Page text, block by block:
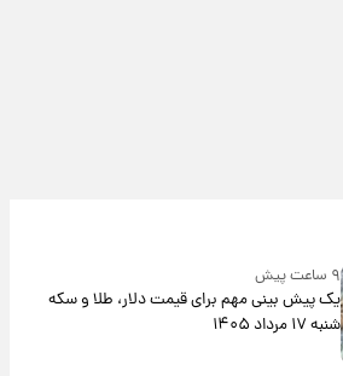
۹ ساعت پیش
یک پیش ‌بینی مهم برای قیمت دلار، طلا و سکه
شنبه ۱۷ مرداد ۱۴۰۵